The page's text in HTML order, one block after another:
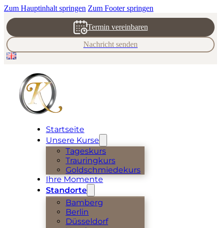
Zum Hauptinhalt springen Zum Footer springen
Termin vereinbaren
Nachricht senden
Startseite
Unsere Kurse
Tageskurs
Trauringkurs
Goldschmiedekurs
Ihre Momente
Standorte
Bamberg
Berlin
Düsseldorf